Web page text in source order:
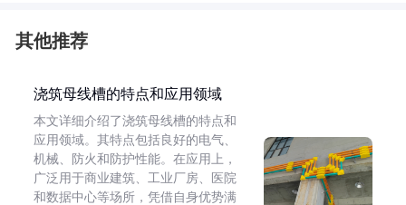
其他推荐
浇筑母线槽的特点和应用领域
本文详细介绍了浇筑母线槽的特点和
应用领域。其特点包括良好的电气、
机械、防火和防护性能。在应用上，
广泛用于商业建筑、工业厂房、医院
和数据中心等场所，凭借自身优势满